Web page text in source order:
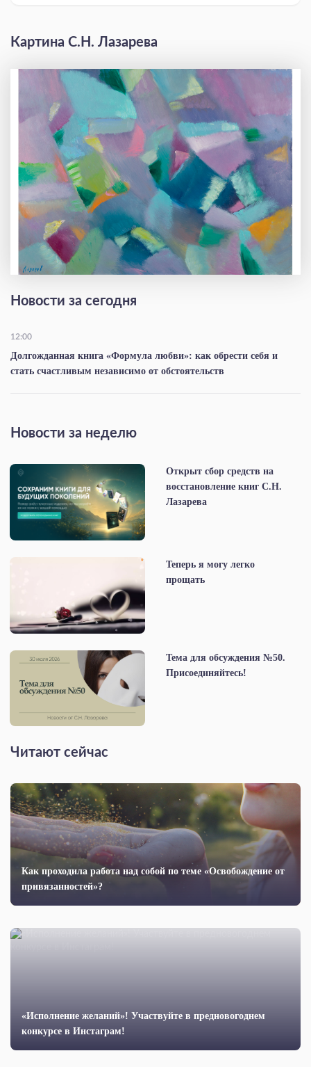
Картина С.Н. Лазарева
Новости за сегодня
12:00
Долгожданная книга «Формула любви»: как обрести себя и
стать счастливым независимо от обстоятельств
Новости за неделю
Открыт сбор средств на
восстановление книг С.Н.
Лазарева
Теперь я могу легко
прощать
Тема для обсуждения №50.
Присоединяйтесь!
Читают сейчас
Как проходила работа над собой по теме «Освобождение от
привязанностей»?
«Исполнение желаний»! Участвуйте в предновогоднем
конкурсе в Инстаграм!